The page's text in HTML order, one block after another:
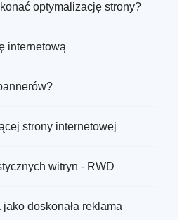
optymalizację strony?
internetową
strony internetowej
witryn - RWD
doskonała reklama